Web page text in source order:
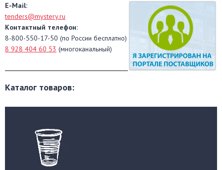
E-Mail:
tenders@mystery.ru
Контактный телефон:
8-800-550-17-50 (по России бесплатно)
8 928 404 60 53 (многоканальный)
Каталог товаров: